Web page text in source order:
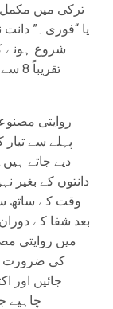
ترکی میں مکمل
یا “فوری۔”
شروع ہونے
روایتی
پہلے سے تیار
دیے جاتے
دانتوں کے بغیر
وقت کے ساتھ
بعد شفا کے
میں روایتی
کی ضرورت
جائیں اور
چاہیے